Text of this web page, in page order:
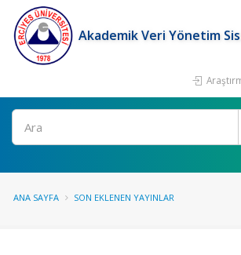
Akademik Veri Yönetim
Ara
ANA SAYFA SON EKLENEN YAYINLAR